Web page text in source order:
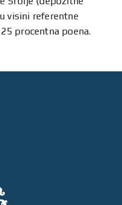
visini referentne
procentna poena.